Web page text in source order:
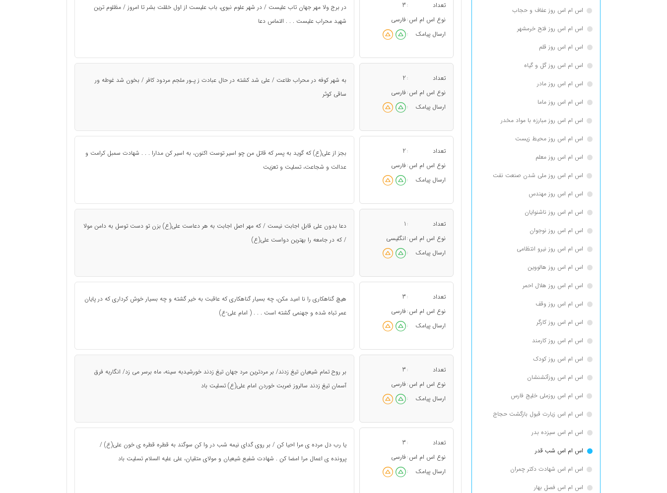
اس ام اس روز عفاف و حجاب
اس ام اس روز فتح خرمشهر
اس ام اس روز قلم
اس ام اس روز گل و گیاه
اس ام اس روز مادر
اس ام اس روز ماما
اس ام اس روز مبارزه با مواد مخدر
اس ام اس روز محیط زیست
اس ام اس روز معلم
اس ام اس روز ملی شدن صنعت نفت
اس ام اس روز مهندس
اس ام اس روز ناشنوایان
اس ام اس روز نوجوان
اس ام اس روز نیرو انتظامی
اس ام اس روز هالووین
اس ام اس روز هلال احمر
اس ام اس روز وقف
اس ام اس روز کارگر
اس ام اس روز کارمند
اس ام اس روز کودک
اس ام اس روزآتشنشان
اس ام اس روزملی خلیج فارس
اس ام اس زیارت قبول بازگشت حجاج
اس ام اس سیزده بدر
اس ام اس شب قدر
اس ام اس شهادت دکتر چمران
اس ام اس فصل بهار
تعداد :
3
نوع اس ام اس : فارسی
ارسال پیامک
:
در برج ولا مهر جهان تاب علیست / در شهر علوم نبوی، باب علیست از اول خلقت بشر تا امروز / مظلوم ترین
شهید محراب علیست . . . التماس دعا
تعداد :
2
نوع اس ام اس : فارسی
ارسال پیامک
:
به شهر کوفه در محراب طاعت / علی شد کشته در حال عبادت ز پـور ملجم مردود کافر / بخون شد غوطه ور
ساقی کوثر
تعداد :
2
نوع اس ام اس : فارسی
ارسال پیامک
:
بجز از علی(ع) که گوید به پسر که قاتل من چو اسیر توست اکنون، به اسیر کن مدارا . . . شهادت سمبل کرامت و
عدالت و شجاعت، تسلیت و تعزیت
تعداد :
1
نوع اس ام اس : انگلیسی
ارسال پیامک
:
دعا بدون علی قابل اجابت نیست / که مهر اصل اجابت به هر دعاست علی(ع) بزن تو دست توسل به دامن مولا
/ که در جامعه را بهترین دواست علی(ع)
تعداد :
3
نوع اس ام اس : فارسی
ارسال پیامک
:
هیچ گناهکاری را نا امید مکن، چه بسیار گناهکاری که عاقبت به خیر گشته و چه بسیار خوش کرداری که در پایان
عمر تباه شده و جهنمی گشته است . . . ( امام علی-ع)
تعداد :
3
نوع اس ام اس : فارسی
ارسال پیامک
:
بر روح تمام شیعیان تیغ زدند/ بر مردترین مرد جهان تیغ زدند خورشیدبه سینه، ماه برسر می زد/ انگاربه فرق
آسمان تیغ زدند سالروز ضربت خوردن امام علی(ع) تسلیت باد
تعداد :
3
نوع اس ام اس : فارسی
ارسال پیامک
:
یا رب دل مرده ی مرا احیا کن / بر روی گدای نیمه شب در وا کن سوگند به قطره قطره ی خون علی(ع) /
پرونده ی اعمال مرا امضا کن . شهادت شفیع شیعیان و مولای متقیان، علی علیه السلام تسلیت باد